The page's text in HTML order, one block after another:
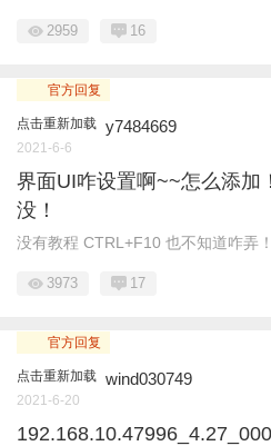
2959 16
官方回复
点击重新加载 y7484669
2021-6-6
界面UI咋设置啊~~怎么添加
没！
没有教程 CTRL+F10 也不知道咋弄
3973 17
官方回复
点击重新加载 wind030749
2021-6-20